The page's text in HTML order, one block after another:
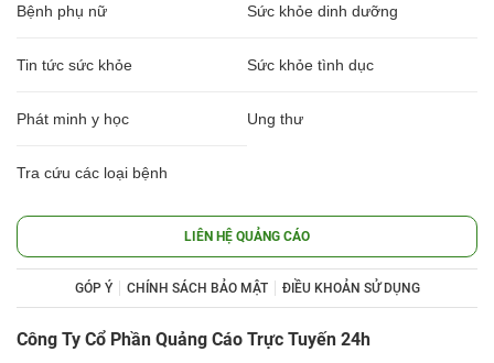
Bệnh phụ nữ Sức khỏe dinh dưỡng
Tin tức sức khỏe Sức khỏe tình dục
Phát minh y học Ung thư
Tra cứu các loại bệnh
LIÊN HỆ QUẢNG CÁO
GÓP Ý CHÍNH SÁCH BẢO MẬT ĐIỀU KHOẢN SỬ DỤNG
Công Ty Cổ Phần Quảng Cáo Trực Tuyến 24h